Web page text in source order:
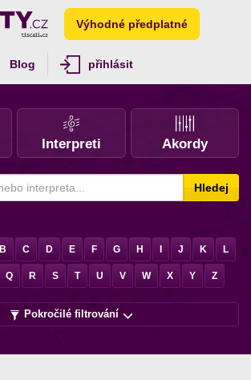
Výhodné předplatné
Blog přihlásit
Interpreti Akordy
Hledej
B C D E F G H J K L
Q R S T U V W X Y Z
Pokročilé filtrování